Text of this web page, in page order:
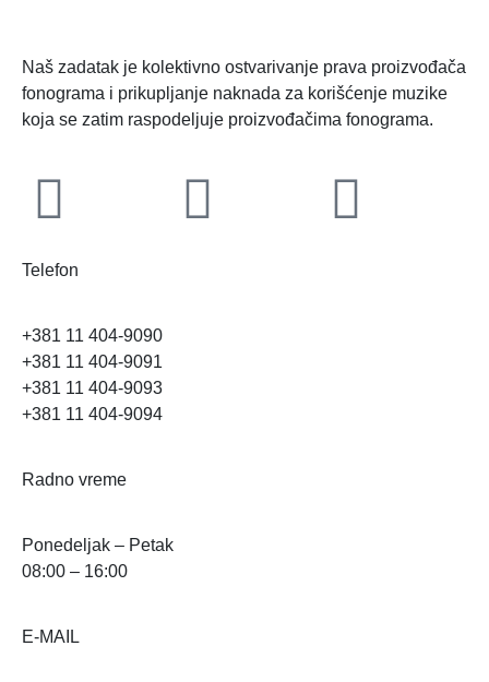
Naš zadatak je kolektivno ostvarivanje prava proizvođača
fonograma i prikupljanje naknada za korišćenje muzike
koja se zatim raspodeljuje proizvođačima fonograma.
Telefon
+381 11 404-9090
+381 11 404-9091
+381 11 404-9093
+381 11 404-9094
Radno vreme
Ponedeljak – Petak
08:00 – 16:00
E-MAIL